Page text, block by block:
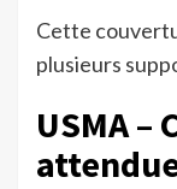
Cette
plusieurs
USMA –